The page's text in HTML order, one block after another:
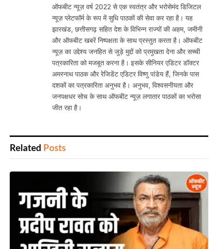
ऑफबीट न्यूज़ वर्ष 2022 से एक स्वतंत्र और भरोसेमंद डिजिटल
न्यूज़ प्लेटफॉर्म के रूप में सुधि पाठकों की सेवा कर रहा है। यह
झारखंड, छत्तीसगढ़ सहित देश के विभिन्न राज्यों की अहम, जमीनी
और ऑफबीट खबरें निष्पक्षता के साथ प्रस्तुत करता है। ऑफबीट
न्यूज़ का उद्देश्य जनहित से जुड़े मुद्दों को प्रमुखता देना और सच्ची
पत्रकारिता को मजबूत करना है। इसके सीनियर एडिटर डॉक्टर
अमरनाथ पाठक और रेजिडेंट एडिटर विष्णु पांडेय हैं, जिनके पास
दशकों का पत्रकारिता अनुभव है। अनुभव, विश्वसनीयता और
जनपक्षधर सोच के साथ ऑफबीट न्यूज़ लगातार पाठकों का भरोसा
जीत रहा है।
Related Posts